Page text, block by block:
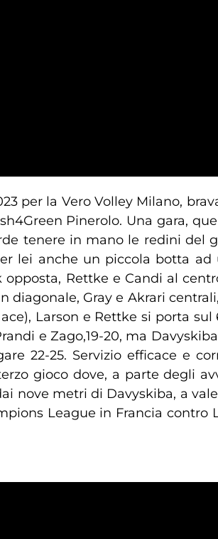
per la Vero Volley Milano,
Pinerolo. Una gara,
tenere in mano le redini del
lei anche un piccola botta
Rettke e Candi al
Gray e Akrari
Larson e Rettke si porta sul
e Zago,19-20, ma
22-25. Servizio efficace e
gioco dove, a parte degli
nove metri di Davyskiba, a
League in Francia contro